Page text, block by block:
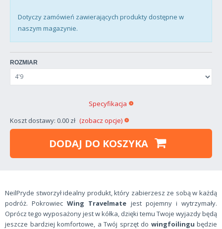
Dotyczy zamówień zawierających produkty dostępne w
naszym magazynie.
ROZMIAR
Koszt dostawy: 0.00 zł (zobacz opcje)
Specyfikacja
DODAJ DO KOSZYKA
NeilPryde stworzył idealny produkt, który zabierzesz ze sobą w każdą
podróż. PokrowiecWing Travelmate jest pojemny i wytrzymały.
Oprócz tego wyposażony jest w kółka, dzięki temu Twoje wyjazdy będą
jeszcze bardziej komfortowe, a Twój sprzęt do wingfoilingu będzie